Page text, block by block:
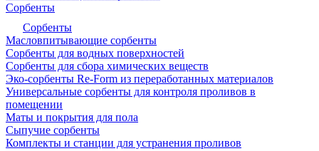
Сорбенты
Сорбенты
Масловпитывающие сорбенты
Сорбенты для водных поверхностей
Сорбенты для сбора химических веществ
Эко-сорбенты Re-Form из переработанных материалов
Универсальные сорбенты для контроля проливов в
помещении
Маты и покрытия для пола
Сыпучие сорбенты
Комплекты и станции для устранения проливов